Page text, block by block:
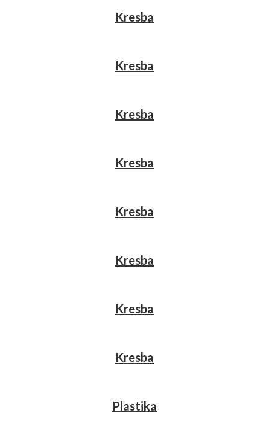
Kresba
Kresba
Kresba
Kresba
Kresba
Kresba
Kresba
Kresba
Plastika